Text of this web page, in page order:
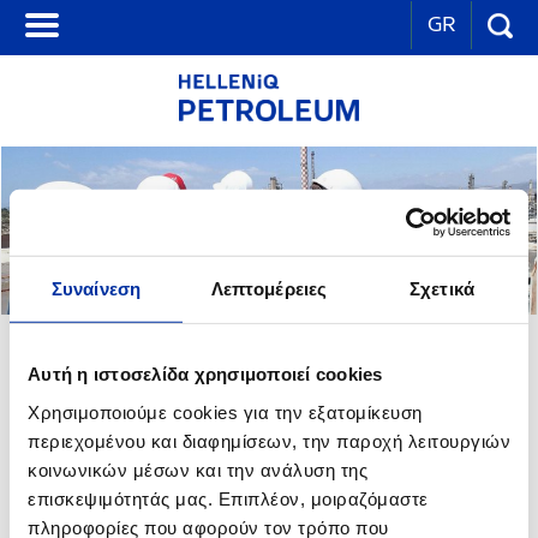
Συναίνεση Λεπτομέρειες Σχετικά
Αυτή η ιστοσελίδα χρησιμοποιεί cookies
Χρησιμοποιούμε cookies για την εξατομίκευση
περιεχομένου και διαφημίσεων, την παροχή λειτουργιών
κοινωνικών μέσων και την ανάλυση της
επισκεψιμότητάς μας. Επιπλέον, μοιραζόμαστε
πληροφορίες που αφορούν τον τρόπο που
GR
Η ενημέρωση και ο ανοιχτός διάλογος αποτελούν τη βάση μιας
έντιμης και δημιουργικής σχέσης με τους εργαζομένους μας. Είναι
απαραίτητες προϋποθέσεις για να ενισχύσουμε τη δέσμευση όλων
μας στο κοινό όραμα και στους στόχους του Ομίλου μας, για να
κάνουμε την εργασία μας αποδοτικότερη και την καθημερινότητά
μας καλύτερη.